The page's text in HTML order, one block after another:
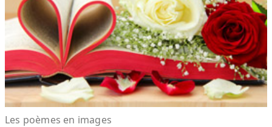
Les poèmes en images